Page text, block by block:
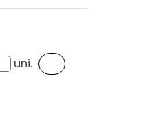
uni.